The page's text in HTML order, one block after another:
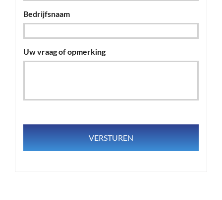
Bedrijfsnaam
Uw vraag of opmerking